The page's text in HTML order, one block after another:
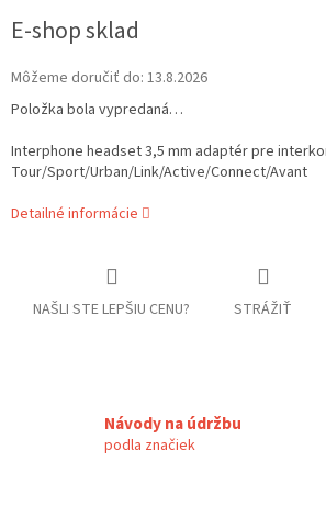
cena:
E-shop sklad
Môžeme doručiť do: 13.8.2026
Položka bola vypredaná…
Interphone headset 3,5 mm adaptér pre
Tour/Sport/Urban/Link/Active/Connect/Avant
Detailné informácie
NAŠLI STE LEPŠIU CENU? STRÁŽIŤ
Návody na údržbu
podla značiek